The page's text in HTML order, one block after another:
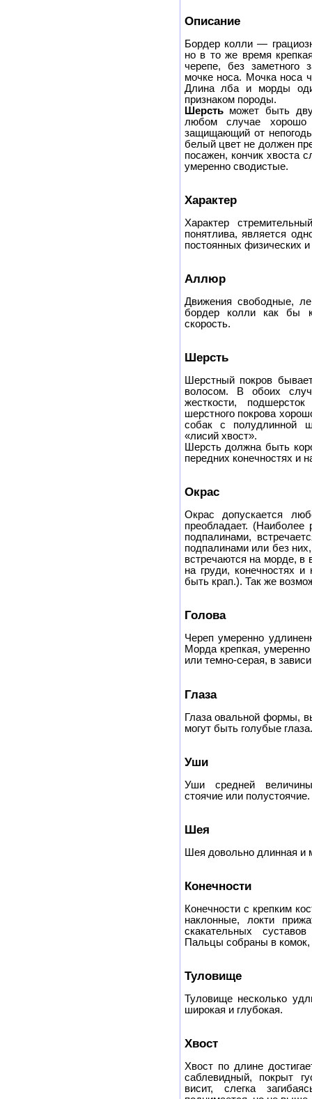
Описание
Бордер колли —
но в то же время
черепе, без заметного
мочке носа. Мочка носа
Длина лба и морды
признаком породы.
Шерсть может быть
любом случае хорошо
защищающий от
белый цвет не должен
посажен, кончик хвоста
умеренно сводистые.
Характер
Характер
понятлива, является
постоянных физических
Аллюр
Движения свободные,
бордер колли как бы
скорость.
Шерсть
Шерстный покров
волосом. В обоих
жесткости,
шерстного покрова
собак с полудлинной
«лисий хвост».
Шерсть должна быть
передних конечностях и
Окрас
Окрас допускается
преобладает.
подпалинами,
подпалинами или без
встречаются на морде, в
на груди, конечностях
быть крап.). Так же
Голова
Череп умеренно
Морда крепкая,
или темно-серая, в
Глаза
Глаза овальной формы,
могут быть голубые глаза.
Уши
Уши средней
стоячие или полустоячие.
Шея
Шея довольно длинная и
Конечности
Конечности с крепким
наклонные, локти
скакательных
Пальцы собраны в комок,
Туловище
Туловище несколько
широкая и глубокая.
Хвост
Хвост по длине
саблевидный, покрыт
висит, слегка